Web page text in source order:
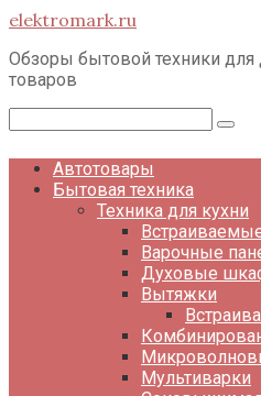
Перейти
контенту
elektromark.ru
Обзоры бытовой техники для
товаров
Автотовары
Бытовая техника
Техника для кухни
Варочные
Духовые
Вытяжки
Мультиварки